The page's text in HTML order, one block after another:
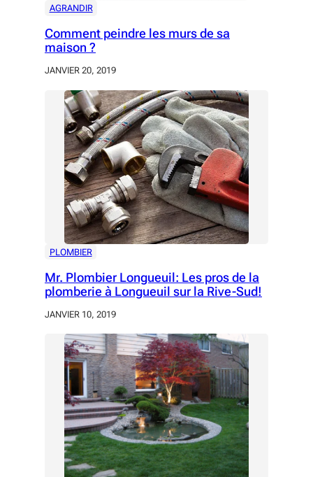
AGRANDIR
Comment peindre les murs de sa
maison ?
JANVIER 20, 2019
PLOMBIER
Mr. Plombier Longueuil: Les pros de la
plomberie à Longueuil sur la Rive-Sud!
JANVIER 10, 2019